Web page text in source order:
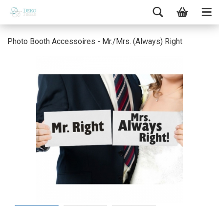
Photo Booth Accessoires - Mr./Mrs. (Always) Right